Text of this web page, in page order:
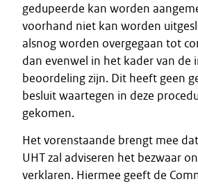
gedupeerde kan worden
voorhand niet kan worden
alsnog worden overgegaan tot
dan evenwel in het kader van de
beoordeling zijn. Dit heeft geen
besluit waartegen in deze
gekomen.
Het vorenstaande brengt mee
UHT zal adviseren het bezwaar
verklaren. Hiermee geeft de